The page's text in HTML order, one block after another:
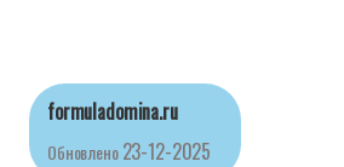
formuladomina.ru
Обновлено 23-12-2025